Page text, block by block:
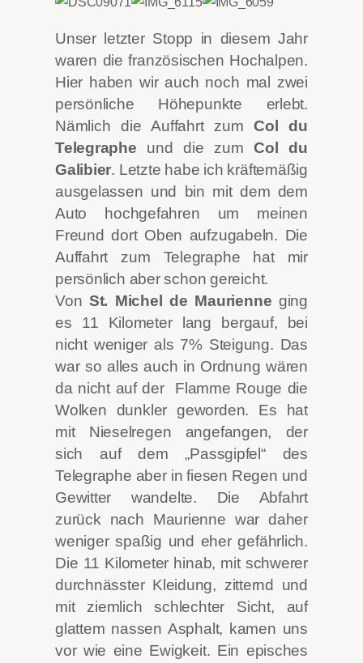
Unser letzter Stopp in diesem Jahr
waren die französischen Hochalpen.
Hier haben wir auch noch mal zwei
persönliche Höhepunkte erlebt.
Nämlich die Auffahrt zumCol du
Telegraphe und die zumCol du
Galibier. Letzte habe ich kräftemäßig
ausgelassen und bin mit dem dem
Auto hochgefahren um meinen
Freund dort Oben aufzugabeln. Die
Auffahrt zum Telegraphe hat mir
persönlich aber schon gereicht.
Von St. Michel de Maurienne ging
es 11 Kilometer lang bergauf, bei
nicht weniger als 7% Steigung. Das
war so alles auch in Ordnung wären
da nicht auf der Flamme Rouge die
Wolken dunkler geworden. Es hat
mit Nieselregen angefangen, der
sich auf dem „Passgipfel“ des
Telegraphe aber in fiesen Regen und
Gewitter wandelte. Die Abfahrt
zurück nach Maurienne war daher
weniger spaßig und eher gefährlich.
Die 11 Kilometer hinab, mit schwerer
durchnässter Kleidung, zitternd und
mit ziemlich schlechter Sicht, auf
glattem nassen Asphalt, kamen uns
vor wie eine Ewigkeit. Ein episches